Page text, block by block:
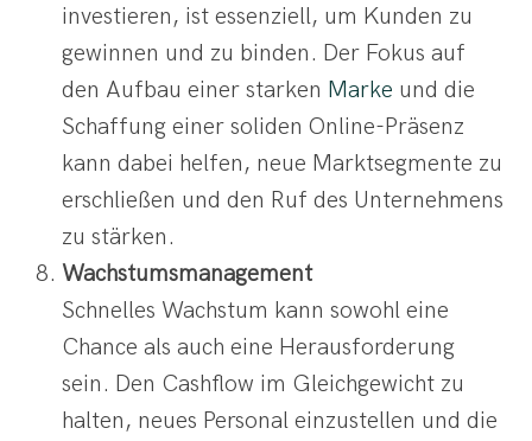
investieren, ist essenziell, um Kunden zu
gewinnen und zu binden. Der Fokus auf
den Aufbau einer starken Marke und die
Schaffung einer soliden Online-Präsenz
kann dabei helfen, neue Marktsegmente zu
erschließen und den Ruf des Unternehmens
zu stärken.
Wachstumsmanagement
Schnelles Wachstum kann sowohl eine
Chance als auch eine Herausforderung
sein. Den Cashflow im Gleichgewicht zu
halten, neues Personal einzustellen und die